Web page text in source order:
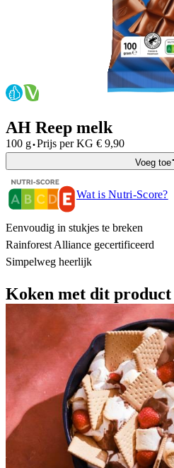
AH Reep melk
100 g·Prijs per KG € 9,90
Voeg toe
Wat is Nutri-Score?
Eenvoudig in stukjes te breken
Rainforest Alliance gecertificeerd
Simpelweg heerlijk
Koken met dit product